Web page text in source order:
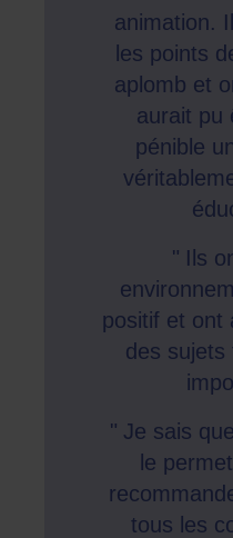
animation.
les points
aplomb et
aurait pu
pénible
Ils
positif et ont
des sujets
Je sais
le
tous les